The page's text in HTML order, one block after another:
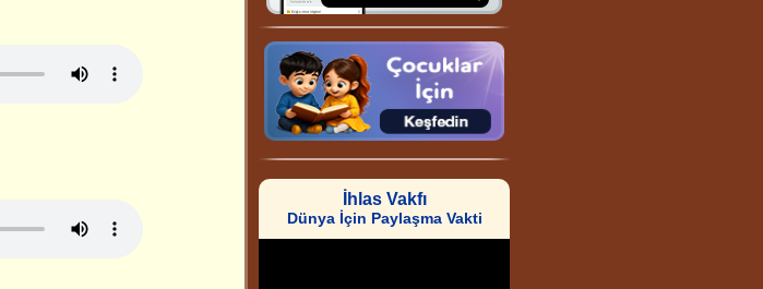
İhlas Vakfı
Dünya İçin Paylaşma Vakti